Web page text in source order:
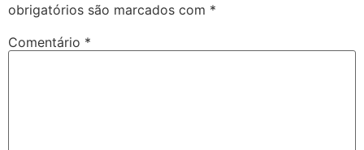
obrigatórios são marcados com *
Comentário *